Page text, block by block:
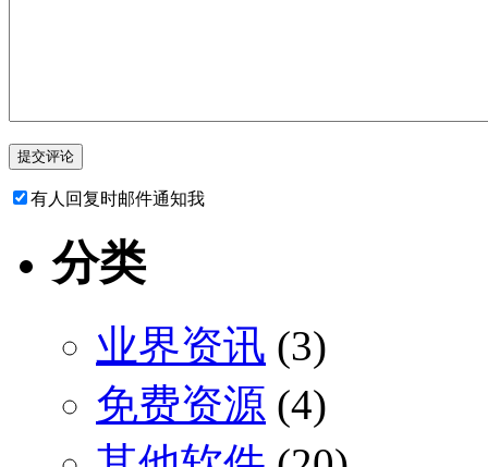
有人回复时邮件通知我
分类
业界资讯 (3)
免费资源 (4)